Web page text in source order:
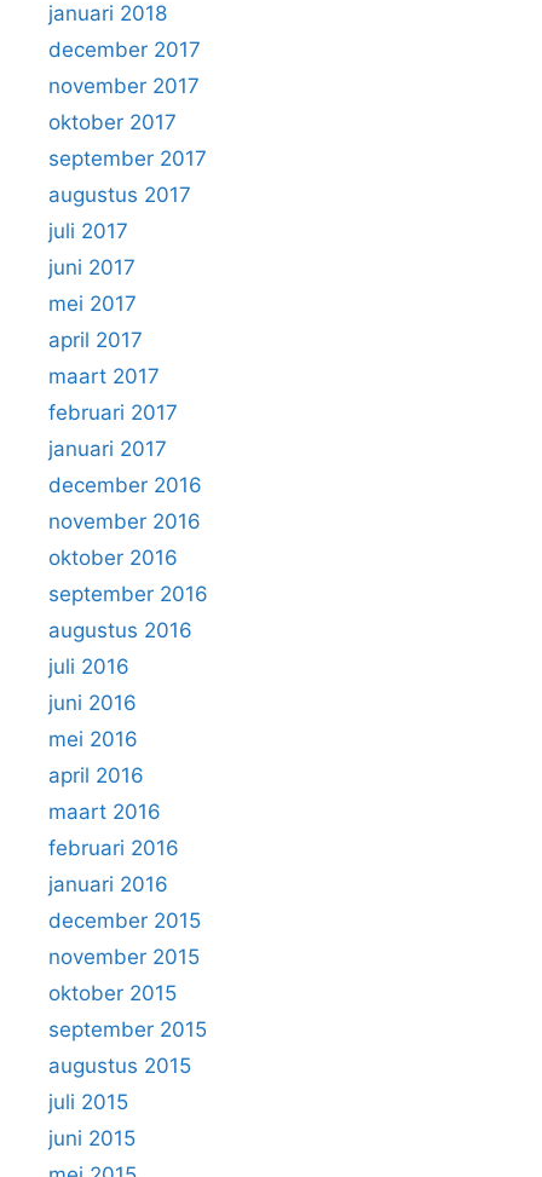
januari 2018
december 2017
november 2017
oktober 2017
september 2017
augustus 2017
juli 2017
juni 2017
mei 2017
april 2017
maart 2017
februari 2017
januari 2017
december 2016
november 2016
oktober 2016
september 2016
augustus 2016
juli 2016
juni 2016
mei 2016
april 2016
maart 2016
februari 2016
januari 2016
december 2015
november 2015
oktober 2015
september 2015
augustus 2015
juli 2015
juni 2015